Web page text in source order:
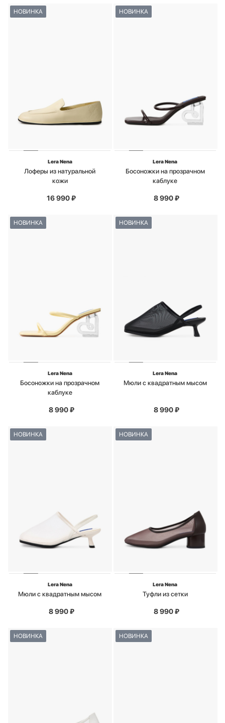
НОВИНКА
Lera Nena
Лоферы из натуральной
кожи
16 990₽
НОВИНКА
Lera Nena
Босоножки на прозрачном
каблуке
8 990₽
НОВИНКА
Lera Nena
Босоножки на прозрачном
каблуке
8 990₽
НОВИНКА
Lera Nena
Мюли с квадратным мысом
8 990₽
НОВИНКА
Lera Nena
Мюли с квадратным мысом
8 990₽
НОВИНКА
Lera Nena
Туфли из сетки
8 990₽
НОВИНКА НОВИНКА